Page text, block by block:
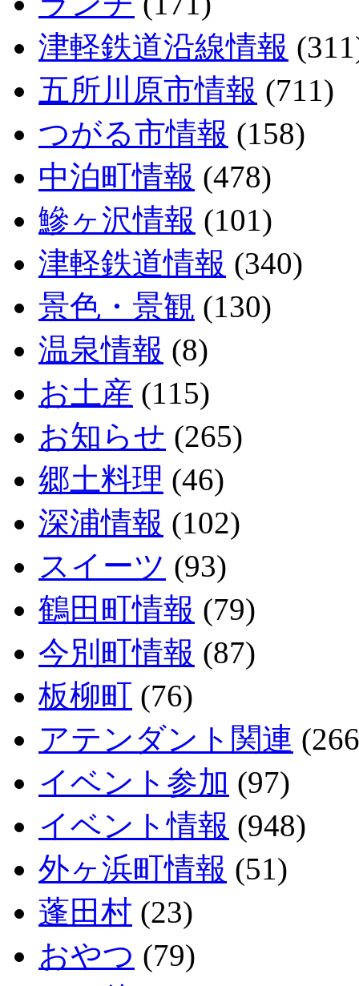
津軽鉄道沿線情報
五所川原市情報 (711)
つがる市情報 (158)
中泊町情報 (478)
鰺ヶ沢情報 (101)
津軽鉄道情報 (340)
景色・景観 (130)
温泉情報 (8)
お土産 (115)
お知らせ (265)
郷土料理 (46)
深浦情報 (102)
スイーツ (93)
鶴田町情報 (79)
今別町情報 (87)
板柳町 (76)
アテンダント関連
イベント参加 (97)
イベント情報 (948)
外ヶ浜町情報 (51)
蓬田村 (23)
おやつ (79)